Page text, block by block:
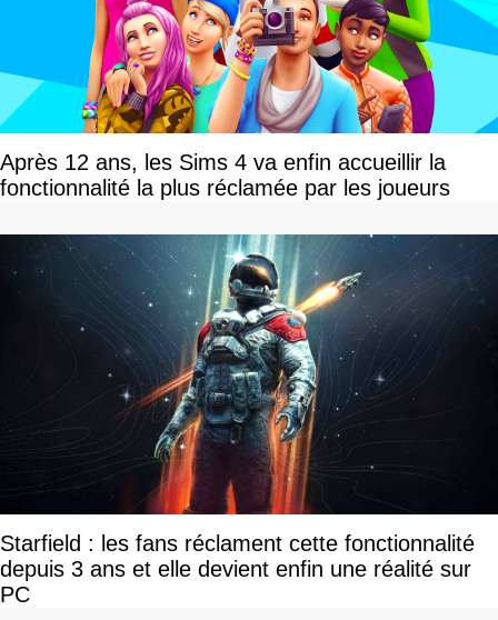
Après 12 ans, les Sims 4 va enfin accueillir la
fonctionnalité la plus réclamée par les joueurs
Starfield : les fans réclament cette fonctionnalité
depuis 3 ans et elle devient enfin une réalité sur
PC